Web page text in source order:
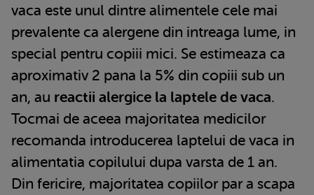
vaca este unul dintre alimentele cele mai
prevalente ca alergene din intreaga lume, in
special pentru copiii mici. Se estimeaza ca
aproximativ 2 pana la 5% din copiii sub un
an, au reactii alergice la laptele de vaca.
Tocmai de aceea majoritatea medicilor
recomanda introducerea laptelui de vaca in
alimentatia copilului dupa varsta de 1 an.
Din fericire, majoritatea copiilor par a scapa